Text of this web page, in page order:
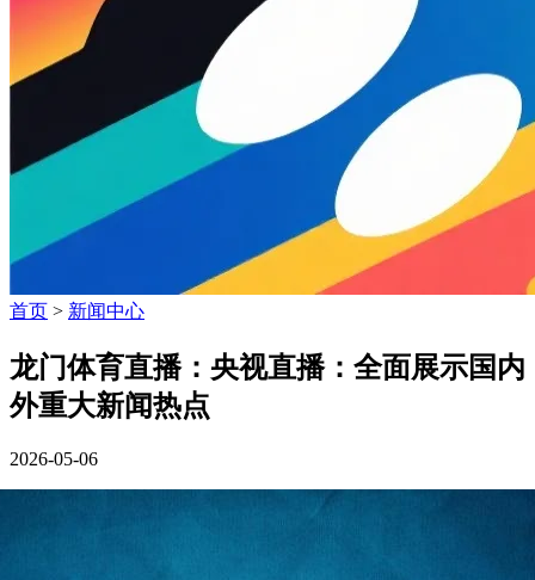
首页 > 新闻中心
龙门体育直播：央视直播：全面展示国内
外重大新闻热点
2026-05-06